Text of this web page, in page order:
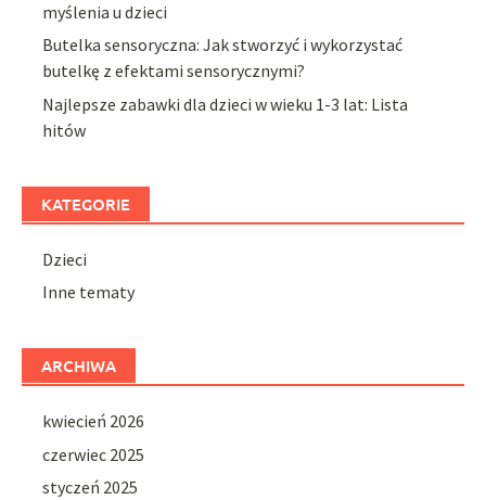
myślenia u dzieci
Butelka sensoryczna: Jak stworzyć i wykorzystać
butelkę z efektami sensorycznymi?
Najlepsze zabawki dla dzieci w wieku 1-3 lat: Lista
hitów
KATEGORIE
Dzieci
Inne tematy
ARCHIWA
kwiecień 2026
czerwiec 2025
styczeń 2025